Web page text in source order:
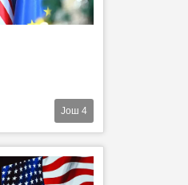
Још 4